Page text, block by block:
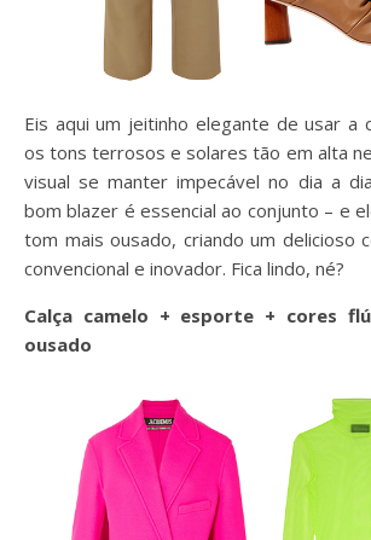
Eis aqui um jeitinho elegante de usar a
os tons terrosos e solares tão em alta
visual se manter impecável no dia a
bom blazer é essencial ao conjunto – e
tom mais ousado, criando um delicioso
convencional e inovador. Fica lindo, né?
Calça camelo + esporte + cores
ousado